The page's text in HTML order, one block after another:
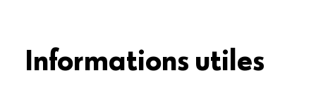
Informations utiles